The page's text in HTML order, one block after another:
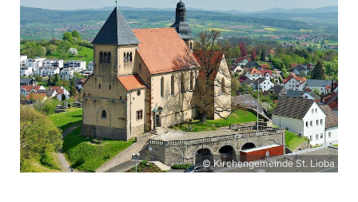
© Kirchengemeinde St. Lioba